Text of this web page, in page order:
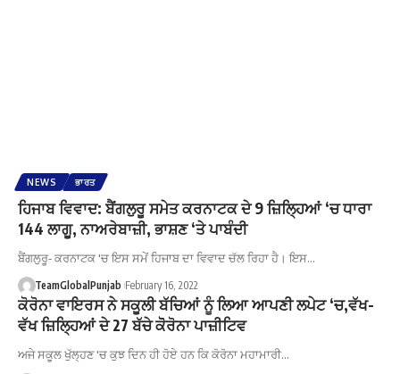
NEWS ਭਾਰਤ
ਹਿਜਾਬ ਵਿਵਾਦ: ਬੈਂਗਲੁਰੂ ਸਮੇਤ ਕਰਨਾਟਕ ਦੇ 9 ਜ਼ਿਲ੍ਹਿਆਂ ‘ਚ ਧਾਰਾ
144 ਲਾਗੂ, ਨਾਅਰੇਬਾਜ਼ੀ, ਭਾਸ਼ਣ ‘ਤੇ ਪਾਬੰਦੀ
ਬੈਂਗਲੁਰੂ- ਕਰਨਾਟਕ 'ਚ ਇਸ ਸਮੇਂ ਹਿਜਾਬ ਦਾ ਵਿਵਾਦ ਚੱਲ ਰਿਹਾ ਹੈ। ਇਸ…
TeamGlobalPunjab February 16, 2022
ਕੋਰੋਨਾ ਵਾਇਰਸ ਨੇ ਸਕੂਲੀ ਬੱਚਿਆਂ ਨੂੰ ਲਿਆ ਆਪਣੀ ਲਪੇਟ ‘ਚ,ਵੱਖ-
ਵੱਖ ਜ਼ਿਲ੍ਹਿਆਂ ਦੇ 27 ਬੱਚੇ ਕੋੋਰੋਨਾ ਪਾਜ਼ੀਟਿਵ
ਅਜੇ ਸਕੂਲ ਖੁੱਲ੍ਹਣ 'ਚ ਕੁਝ ਦਿਨ ਹੀ ਹੋਏ ਹਨ ਕਿ ਕੋਰੋਨਾ ਮਹਾਮਾਰੀ…